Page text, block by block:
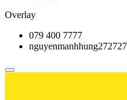
Overlay
079 400 7777